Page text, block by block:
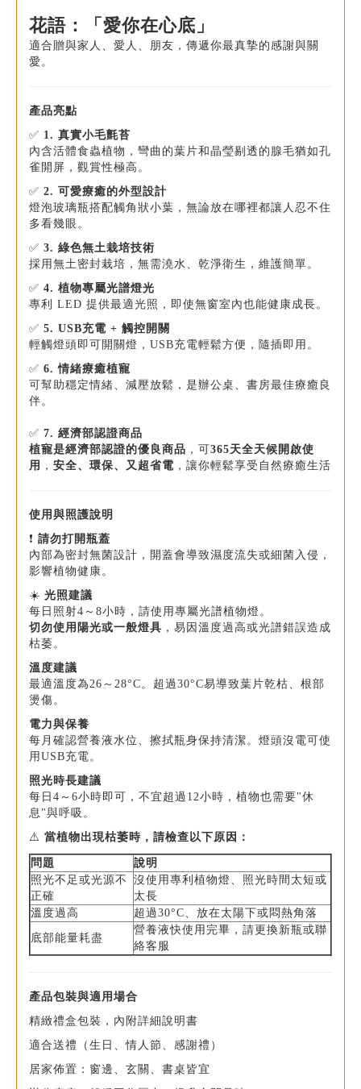
花語：「愛你在心底」
適合贈與家人、愛人、朋友，傳遞你最真摯的感謝與關
愛。
產品亮點
✅ 1. 真實小毛氈苔
內含活體食蟲植物，彎曲的葉片和晶瑩剔透的腺毛猶如孔
雀開屏，觀賞性極高。
✅ 2. 可愛療癒的外型設計
燈泡玻璃瓶搭配觸角狀小葉，無論放在哪裡都讓人忍不住
多看幾眼。
✅ 3. 綠色無土栽培技術
採用無土密封栽培，無需澆水、乾淨衛生，維護簡單。
✅ 4. 植物專屬光譜燈光
專利 LED 提供最適光照，即使無窗室內也能健康成長。
✅ 5. USB充電 + 觸控開關
輕觸燈頭即可開關燈，USB充電輕鬆方便，隨插即用。
✅ 6. 情緒療癒植寵
可幫助穩定情緒、減壓放鬆，是辦公桌、書房最佳療癒良
伴。
✅ 7. 經濟部認證商品
植寵是經濟部認證的優良商品 ，可365天全天候開啟使
用 ， 安全、環保、又超省電 ，讓你輕鬆享受自然療癒生活
使用與照護說明
❗ 請勿打開瓶蓋
內部為密封無菌設計，開蓋會導致濕度流失或細菌入侵，
影響植物健康。
☀️ 光照建議
每日照射4～8小時，請使用專屬光譜植物燈。
切勿使用陽光或一般燈具 ，易因溫度過高或光譜錯誤造成
枯萎。
溫度建議
最適溫度為26～28°C。超過30°C易導致葉片乾枯、根部
燙傷。
電力與保養
每月確認營養液水位、擦拭瓶身保持清潔。燈頭沒電可使
用USB充電。
照光時長建議
每日4～6小時即可，不宜超過12小時，植物也需要"休
息"與呼吸。
⚠️ 當植物出現枯萎時，請檢查以下原因：
問題
說明
照光不足或光源不
正確
沒使用專利植物燈、照光時間太短或
太長
溫度過高
超過30°C、放在太陽下或悶熱角落
底部能量耗盡
營養液快使用完畢，請更換新瓶或聯
絡客服
產品包裝與適用場合
精緻禮盒包裝，內附詳細說明書
適合送禮（生日、情人節、感謝禮）
居家佈置：窗邊、玄關、書桌皆宜